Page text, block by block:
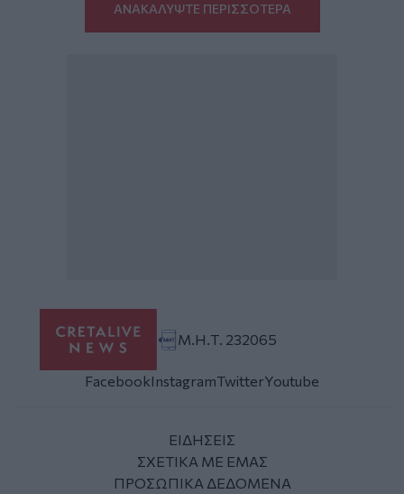
ΑΝΑΚΑΛΥΨΤΕ ΠΕΡΙΣΣΟΤΕΡΑ
Μ.Η.Τ. 232065
FacebookInstagramTwitterYoutube
ΕΙΔΗΣΕΙΣ
ΣΧΕΤΙΚΑ ΜΕ ΕΜΑΣ
ΠΡΟΣΩΠΙΚΑ ΔΕΔΟΜΕΝΑ